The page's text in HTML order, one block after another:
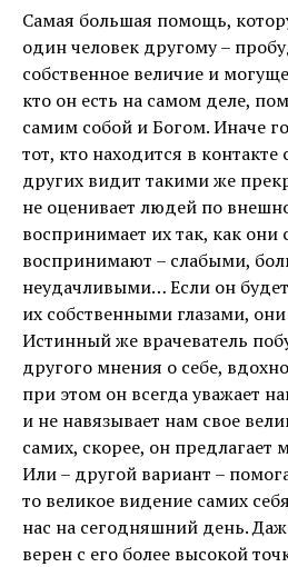
Самая большая помощь,
один человек другому –
собственное величие и
кто он есть на самом деле,
самим собой и Богом. Иначе
тот, кто находится в
других видит такими же
не оценивает людей по
воспринимает их так, как они
воспринимают – слабыми,
неудачливыми… Если он
их собственными глазами,
Истинный же врачеватель
другого мнения о себе,
при этом он всегда уважает
и не навязывает нам свое
самих, скорее, он предлагает
Или – другой вариант –
то великое видение самих
нас на сегодняшний день.
верен с его более высокой